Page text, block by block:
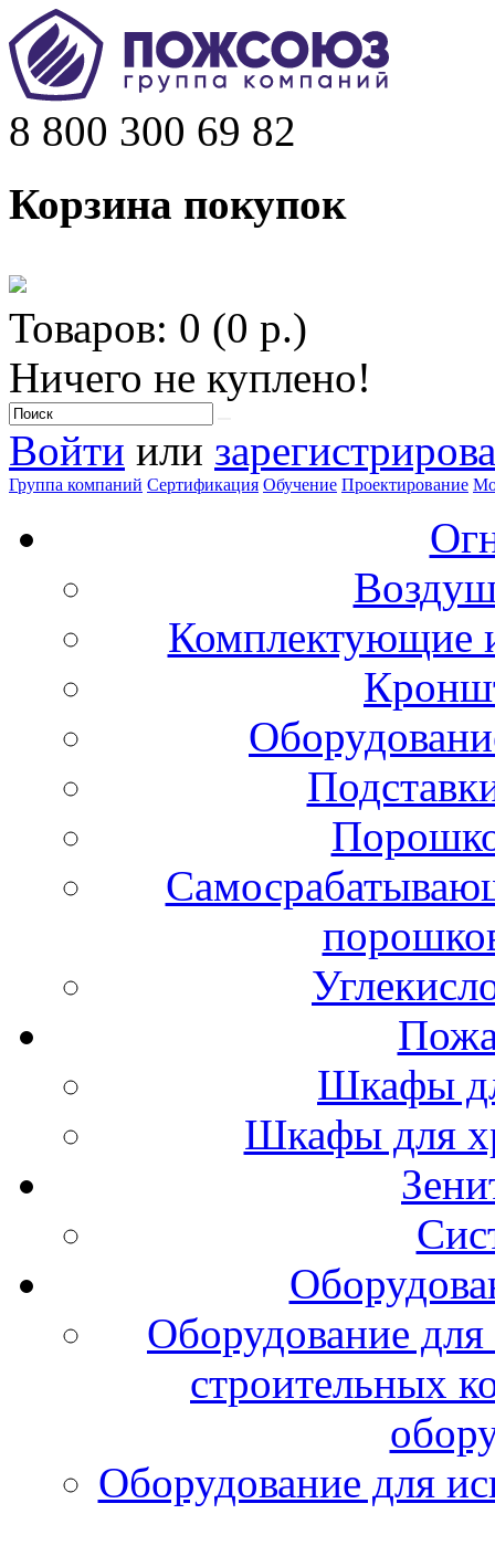
8 800 300 69 82
Корзина покупок
Товаров: 0 (0 р.)
Ничего не куплено!
Войти или
Группа компаний Сертификация Обучение Проектирование
Комплектующие
Шкафы
Шкафы для
Оборудование
строительных
Оборудование для